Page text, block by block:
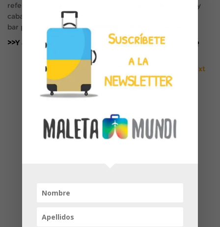
referencia en Canal St. Quien prefiera shows de drags y
cabaret su lugar es el
bar preferido por las lesbianas de Manchester.
>>Y además:
Manchester Pride, el fiestón gay británico
»next
123 4